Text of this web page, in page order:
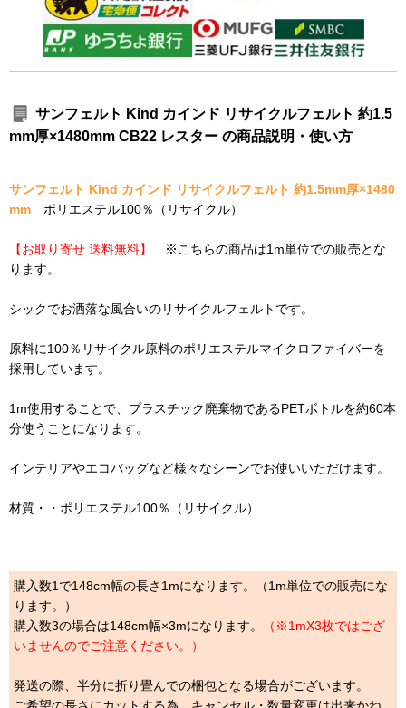
サンフェルト Kind カインド リサイクルフェルト 約1.5
mm厚×1480mm CB22 レスター の商品説明・使い方
サンフェルト Kind カインド リサイクルフェルト 約1.5mm厚×1480
mm ポリエステル100％（リサイクル）
【お取り寄せ 送料無料】
※こちらの商品は1m単位での販売とな
ります。
シックでお洒落な風合いのリサイクルフェルトです。
原料に100％リサイクル原料のポリエステルマイクロファイバーを
採用しています。
1m使用することで、プラスチック廃棄物であるPETボトルを約60本
分使うことになります。
インテリアやエコバッグなど様々なシーンでお使いいただけます。
材質・・ポリエステル100％（リサイクル）
購入数1で148cm幅の長さ1mになります。（1m単位での販売にな
ります。）
購入数3の場合は148cm幅×3mになります。
（※1mX3枚ではござ
いませんのでご注意ください。）
発送の際、半分に折り畳んでの梱包となる場合がございます。